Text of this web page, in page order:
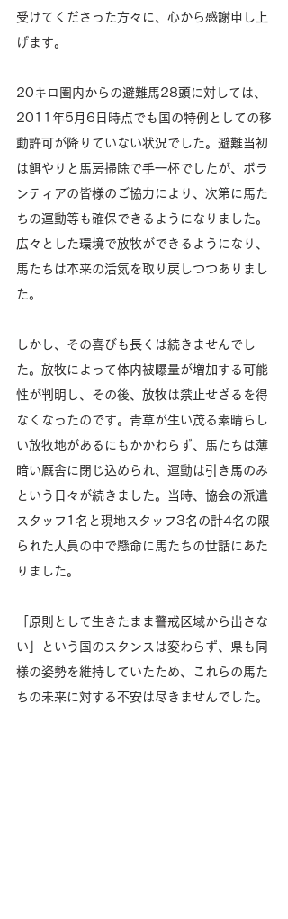
受けてくださった方々に、心から感謝申し上
げます。
20キロ圏内からの避難馬28頭に対しては、
2011年5月6日時点でも国の特例としての移
動許可が降りていない状況でした。避難当初
は餌やりと馬房掃除で手一杯でしたが、ボラ
ンティアの皆様のご協力により、次第に馬た
ちの運動等も確保できるようになりました。
広々とした環境で放牧ができるようになり、
馬たちは本来の活気を取り戻しつつありまし
た。
しかし、その喜びも長くは続きませんでし
た。放牧によって体内被曝量が増加する可能
性が判明し、その後、放牧は禁止せざるを得
なくなったのです。青草が生い茂る素晴らし
い放牧地があるにもかかわらず、馬たちは薄
暗い厩舎に閉じ込められ、運動は引き馬のみ
という日々が続きました。当時、協会の派遣
スタッフ1名と現地スタッフ3名の計4名の限
られた人員の中で懸命に馬たちの世話にあた
りました。
「原則として生きたまま警戒区域から出さな
い」という国のスタンスは変わらず、県も同
様の姿勢を維持していたため、これらの馬た
ちの未来に対する不安は尽きませんでした。